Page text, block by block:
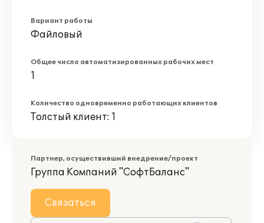
Вариант работы
Файловый
Общее число автоматизированных рабочих мест
1
Количество одновременно работающих клиентов
Толстый клиент: 1
Партнер, осуществивший внедрение/проект
Группа Компаний "СофтБаланс"
Связаться